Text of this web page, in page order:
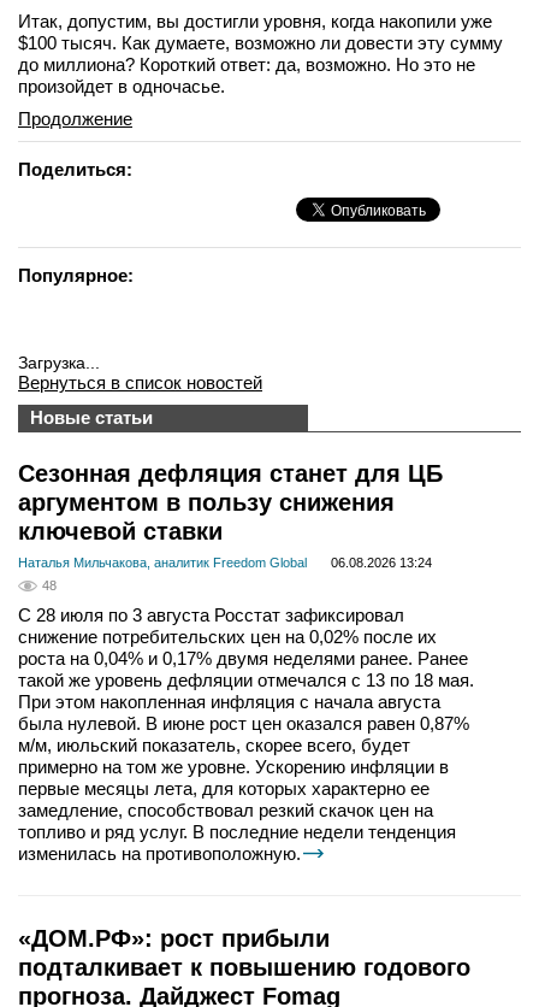
Итак, допустим, вы достигли уровня, когда накопили уже
$100 тысяч. Как думаете, возможно ли довести эту сумму
до миллиона? Короткий ответ: да, возможно. Но это не
произойдет в одночасье.
Продолжение
Поделиться:
Популярное:
Загрузка...
Вернуться в список новостей
Новые статьи
Сезонная дефляция станет для ЦБ
аргументом в пользу снижения
ключевой ставки
Наталья Мильчакова, аналитик Freedom Global
06.08.2026 13:24
48
С 28 июля по 3 августа Росстат зафиксировал
снижение потребительских цен на 0,02% после их
роста на 0,04% и 0,17% двумя неделями ранее. Ранее
такой же уровень дефляции отмечался с 13 по 18 мая.
При этом накопленная инфляция с начала августа
была нулевой. В июне рост цен оказался равен 0,87%
м/м, июльский показатель, скорее всего, будет
примерно на том же уровне. Ускорению инфляции в
первые месяцы лета, для которых характерно ее
замедление, способствовал резкий скачок цен на
топливо и ряд услуг. В последние недели тенденция
изменилась на противоположную.
«ДОМ.РФ»: рост прибыли
подталкивает к повышению годового
прогноза. Дайджест Fomag